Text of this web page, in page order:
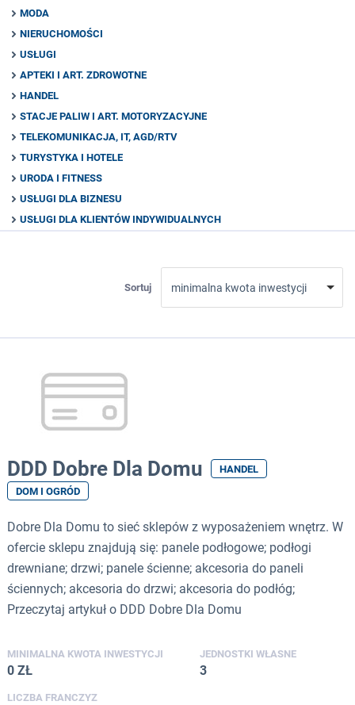
MODA
NIERUCHOMOŚCI
USŁUGI
APTEKI I ART. ZDROWOTNE
HANDEL
STACJE PALIW I ART. MOTORYZACYJNE
TELEKOMUNIKACJA, IT, AGD/RTV
TURYSTYKA I HOTELE
URODA I FITNESS
USŁUGI DLA BIZNESU
USŁUGI DLA KLIENTÓW INDYWIDUALNYCH
Sortuj minimalna kwota inwestycji
DDD Dobre Dla Domu
HANDEL
DOM I OGRÓD
Dobre Dla Domu to sieć sklepów z wyposażeniem wnętrz. W
ofercie sklepu znajdują się: panele podłogowe; podłogi
drewniane; drzwi; panele ścienne; akcesoria do paneli
ściennych; akcesoria do drzwi; akcesoria do podłóg;
Przeczytaj artykuł o DDD Dobre Dla Domu
MINIMALNA KWOTA INWESTYCJI
0 ZŁ
JEDNOSTKI WŁASNE
3
LICZBA FRANCZYZ